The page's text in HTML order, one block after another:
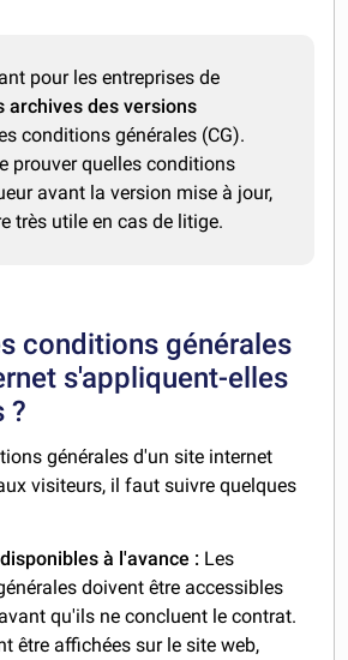
pour les entreprises de
archives des versions
conditions générales (CG).
prouver quelles conditions
avant la version mise à jour,
très utile en cas de litige.
conditions générales
s'appliquent-elles
?
générales d'un site internet
visiteurs, il faut suivre quelques
à l'avance : Les
doivent être accessibles
qu'ils ne concluent le contrat.
être affichées sur le site web,